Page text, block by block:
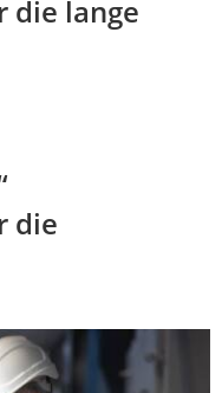
die lange
die